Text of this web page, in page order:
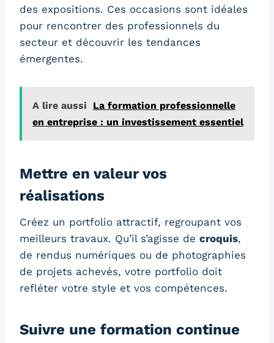
des expositions. Ces occasions sont idéales
pour rencontrer des professionnels du
secteur et découvrir les tendances
émergentes.
A lire aussi
La formation professionnelle
en entreprise : un investissement essentiel
Mettre en valeur vos
réalisations
Créez un portfolio attractif, regroupant vos
meilleurs travaux. Qu’il s’agisse de croquis,
de rendus numériques ou de photographies
de projets achevés, votre portfolio doit
refléter votre style et vos compétences.
Suivre une formation continue